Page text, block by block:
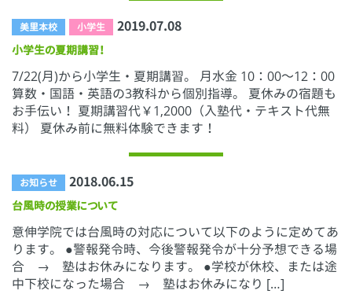
美里本校 小学生 2019.07.08
小学生の夏期講習！
7/22(月)から小学生・夏期講習。 月水金 10：00～12：00
算数・国語・英語の3教科から個別指導。 夏休みの宿題も
お手伝い！ 夏期講習代￥1,2000（入塾代・テキスト代無
料） 夏休み前に無料体験できます！
お知らせ 2018.06.15
台風時の授業について
意伸学院では台風時の対応について以下のように定めてあ
ります。 ●警報発令時、今後警報発令が十分予想できる場
合 → 塾はお休みになります。 ●学校が休校、または途
中下校になった場合 → 塾はお休みになり […]